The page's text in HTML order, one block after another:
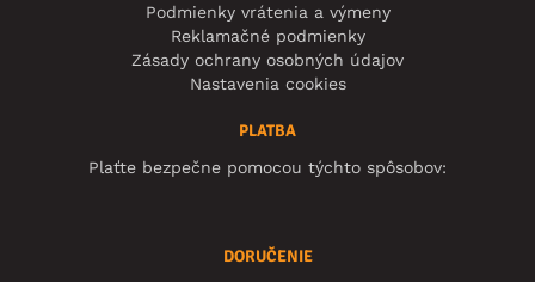
Podmienky vrátenia a výmeny
Reklamačné podmienky
Zásady ochrany osobných údajov
Nastavenia cookies
PLATBA
Plaťte bezpečne pomocou týchto spôsobov:
DORUČENIE